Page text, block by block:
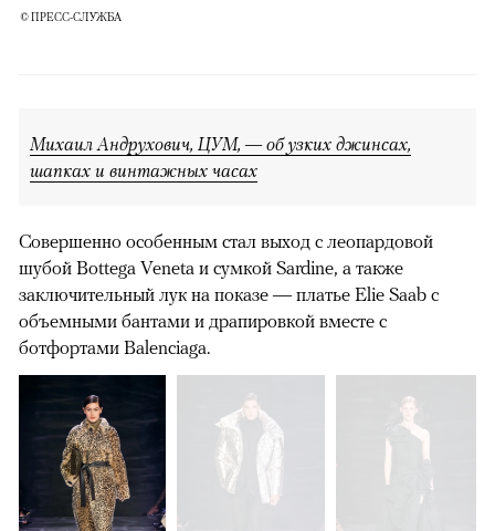
© ПРЕСС-СЛУЖБА
Михаил Андрухович, ЦУМ, — об узких джинсах,
шапках и винтажных часах
Совершенно особенным стал выход с леопардовой
шубой Bottega Veneta и сумкой Sardine, а также
заключительный лук на показе — платье Elie Saab с
объемными бантами и драпировкой вместе с
ботфортами Balenciaga.